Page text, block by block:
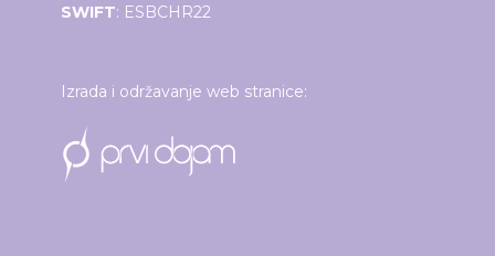
SWIFT: ESBCHR22
Izrada i održavanje web stranice: